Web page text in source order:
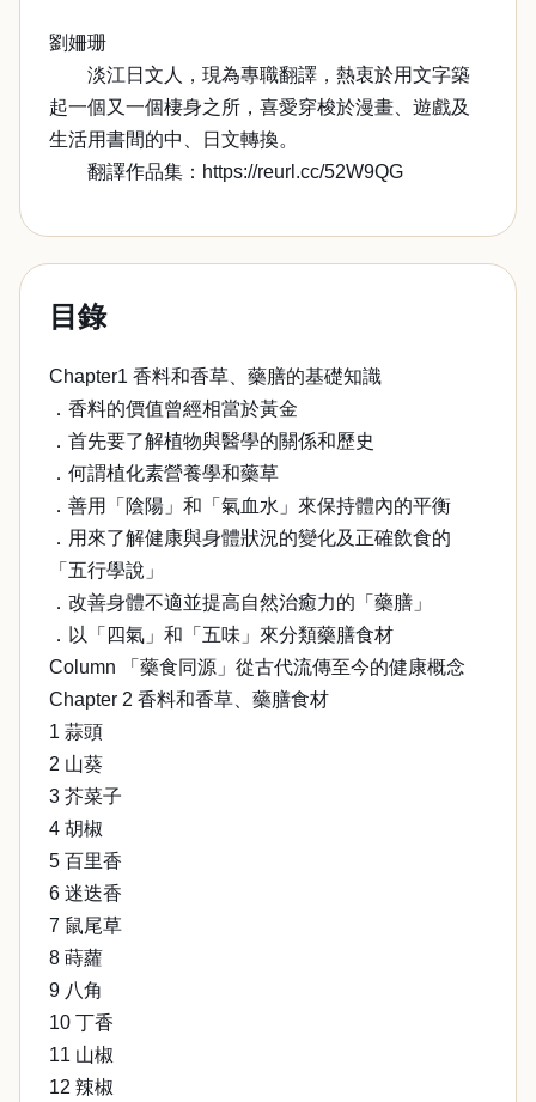
劉姍珊
淡江日文人，現為專職翻譯，熱衷於用文字築
起一個又一個棲身之所，喜愛穿梭於漫畫、遊戲及
生活用書間的中、日文轉換。
翻譯作品集：https://reurl.cc/52W9QG
目錄
Chapter1 香料和香草、藥膳的基礎知識
．香料的價值曾經相當於黃金
．首先要了解植物與醫學的關係和歷史
．何謂植化素營養學和藥草
．善用「陰陽」和「氣血水」來保持體內的平衡
．用來了解健康與身體狀況的變化及正確飲食的
「五行學說」
．改善身體不適並提高自然治癒力的「藥膳」
．以「四氣」和「五味」來分類藥膳食材
Column 「藥食同源」從古代流傳至今的健康概念
Chapter 2 香料和香草、藥膳食材
1 蒜頭
2 山葵
3 芥菜子
4 胡椒
5 百里香
6 迷迭香
7 鼠尾草
8 蒔蘿
9 八角
10 丁香
11 山椒
12 辣椒